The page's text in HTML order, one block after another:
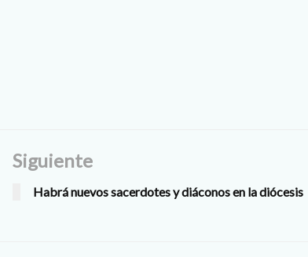
Siguiente
Habrá nuevos sacerdotes y diáconos en la diócesis